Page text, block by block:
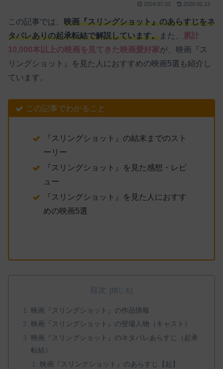
2024.07.02 2026.02.13
この記事では、 映画『スリングショット』のあらすじをネ
タバレありの起承転結で解説しています。 また、
累計
10,000本以上の映画を見てきた映画愛好家が、映画『ス
リングショット』を見た人におすすめの映画5選も紹介し
ています。
この記事でわかること
『スリングショット』の結末までのスト
ーリー
『スリングショット』を見た感想・レビ
ュー
『スリングショット』を見た人におすす
めの映画5選
目次
映画『スリングショット』の作品情報
映画『スリングショット』の登場人物（キャスト）
映画『スリングショット』のネタバレあらすじ（起承
転結）
映画『スリングショット』のあらすじ【起】